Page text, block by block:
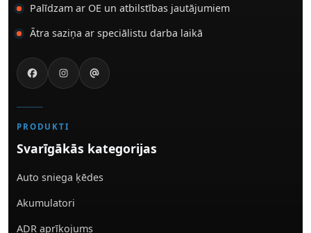
Palīdzam ar OE un atbilstības jautājumiem
Ātra saziņa ar speciālistu darba laikā
PRODUKTI
Svarīgākās kategorijas
Auto sniega ķēdes
Akumulatori
ADR aprīkojums